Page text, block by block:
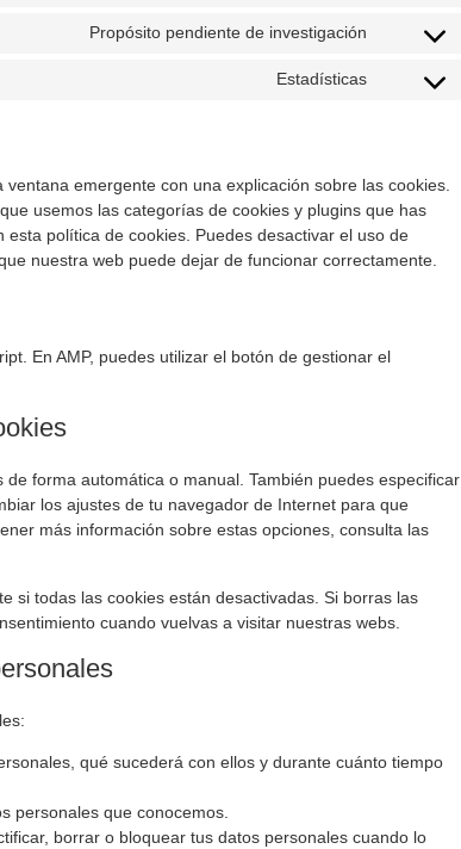
Propósito pendiente de investigación
Estadísticas
emergente con una explicación sobre las cookies.
usemos las categorías de cookies y plugins que has
política de cookies. Puedes desactivar el uso de
nuestra web puede dejar de funcionar correctamente.
En AMP, puedes utilizar el botón de gestionar el
forma automática o manual. También puedes especificar
los ajustes de tu navegador de Internet para que
más información sobre estas opciones, consulta las
si todas las cookies están desactivadas. Si borras las
cuando vuelvas a visitar nuestras webs.
qué sucederá con ellos y durante cuánto tiempo
personales que conocemos.
borrar o bloquear tus datos personales cuando lo